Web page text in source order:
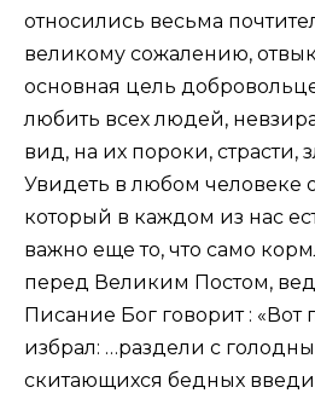
относились весьма
великому сожалению,
основная цель
любить всех людей,
вид, на их пороки, страсти,
Увидеть в любом человеке
который в каждом из нас
важно еще то, что само
перед Великим Постом,
Писание Бог говорит : «Вот
избрал: …раздели с
скитающихся бедных